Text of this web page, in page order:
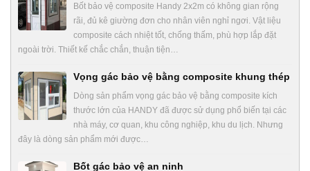
Bốt bảo vệ composite Handy 2x2m có không gian rộng
rãi, đủ kê giường đơn cho nhân viên nghỉ ngơi. Vật liệu
composite cách nhiệt tốt, chống thấm, phù hợp lắp đặt
ngoài trời. Thiết kế chắc chắn, thuận tiện…
Vọng gác bảo vệ bằng composite khung thép
Dòng sản phẩm vọng gác bảo vệ bằng composite kích
thước lớn của HANDY đã được sử dụng phổ biến tại các
nhà máy, cơ quan, khu công nghiệp, khu du lịch. Nhưng
đây là dòng sản phẩm mới được…
Bốt gác bảo vệ an ninh